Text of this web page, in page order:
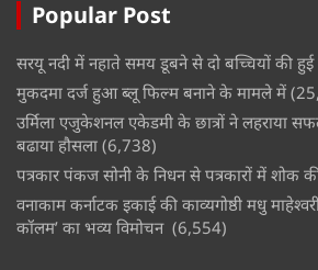
Popular Post
सरयू नदी में नहाते समय डूबने से दो बच्चियों की हुई
मुकदमा दर्ज हुआ ब्लू फिल्म बनाने के मामले में
उर्मिला एजुकेशनल एकेडमी के छात्रों ने लहराया
बढाया हौसला (6,738)
पत्रकार पंकज सोनी के निधन से पत्रकारों में शोक
वनाकाम कर्नाटक इकाई की काव्यगोष्ठी मधु
कॉलम’ का भव्य विमोचन (6,554)